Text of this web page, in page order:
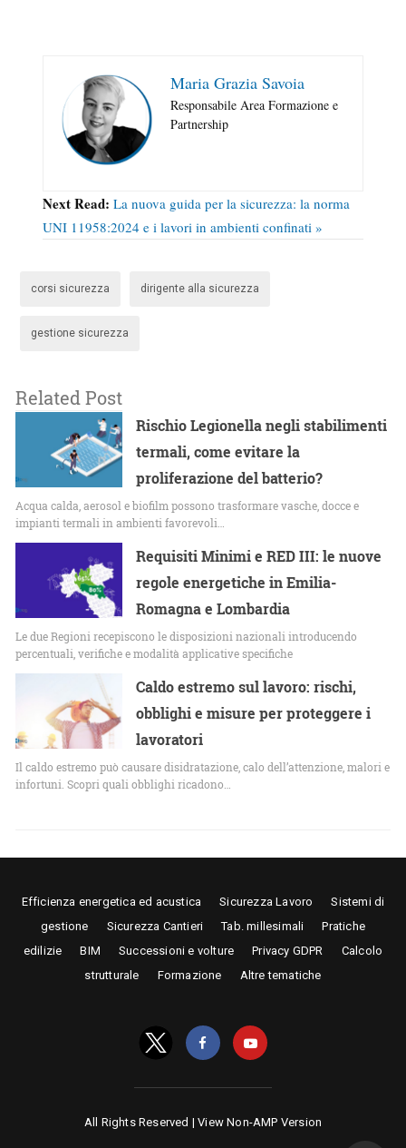
Maria Grazia Savoia
Responsabile Area Formazione e
Partnership
Next Read: La nuova guida per la sicurezza: la norma
UNI 11958:2024 e i lavori in ambienti confinati »
corsi sicurezza dirigente alla sicurezza
gestione sicurezza
Related Post
Rischio Legionella negli stabilimenti
termali, come evitare la
proliferazione del batterio?
Acqua calda, aerosol e biofilm possono trasformare vasche, docce e
impianti termali in ambienti favorevoli…
Requisiti Minimi e RED III: le nuove
regole energetiche in Emilia-
Romagna e Lombardia
Le due Regioni recepiscono le disposizioni nazionali introducendo
percentuali, verifiche e modalità applicative specifiche
Caldo estremo sul lavoro: rischi,
obblighi e misure per proteggere i
lavoratori
Il caldo estremo può causare disidratazione, calo dell’attenzione, malori e
infortuni. Scopri quali obblighi ricadono…
Efficienza energetica ed acustica Sicurezza Lavoro
Sistemi di
gestione
Sicurezza Cantieri Tab. millesimali
Pratiche
edilizie
BIM Successioni e volture Privacy GDPR
Calcolo
strutturale
Formazione Altre tematiche
All Rights Reserved |View Non-AMP Version